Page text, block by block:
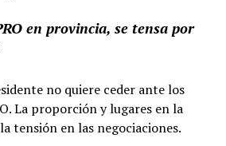
en provincia, se tensa por
no quiere ceder ante los
La proporción y lugares en la
tensión en las negociaciones.